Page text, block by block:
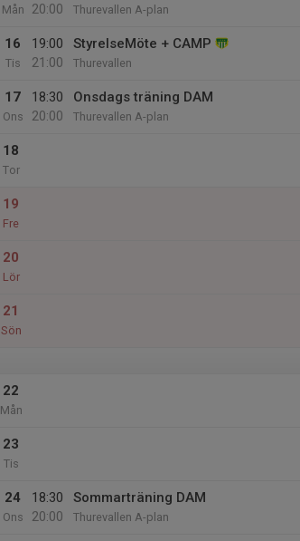
Mån
20:00
Thurevallen A-plan
16
Tis
19:00
21:00
StyrelseMöte + CAMP
Thurevallen
17
Ons
18:30
20:00
Onsdags träning DAM
Thurevallen A-plan
18
Tor
19
Fre
20
Lör
21
Sön
22
Mån
23
Tis
24
Ons
18:30
20:00
Sommarträning DAM
Thurevallen A-plan